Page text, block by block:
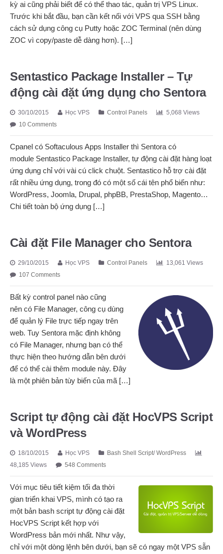
kỳ ai cũng phải biết để có thể thao tác, quản trị VPS Linux.
Trước khi bắt đầu, bạn cần kết nối với VPS qua SSH bằng
cách sử dụng công cụ Putty hoặc ZOC Terminal (nên dùng
ZOC vì copy/paste dễ dàng hơn). […]
Sentastico Package Installer – Tự
động cài đặt ứng dụng cho Sentora
30/10/2015 Học VPS Control Panels
5,068 Views
10 Comments
Cpanel có Softaculous Apps Installer thì Sentora có
module Sentastico Package Installer, tự động cài đặt hàng loạt
ứng dụng chỉ với vài cú click chuột. Sentastico hỗ trợ cài đặt
rất nhiều ứng dụng, trong đó có một số cái tên phổ biến như:
WordPress, Joomla, Drupal, phpBB, PrestaShop, Magento…
Chi tiết toàn bộ ứng dụng […]
Cài đặt File Manager cho Sentora
29/10/2015 Học VPS Control Panels
13,061 Views
107 Comments
Bất kỳ control panel nào cũng
nên có File Manager, công cụ dùng
để quản lý File trực tiếp ngay trên
web. Tuy Sentora mặc định không
có File Manager, nhưng bạn có thể
thực hiện theo hướng dẫn bên dưới
để có thể cài thêm module này. Đây
là một phiên bản tùy biến của mã […]
Script tự động cài đặt HocVPS Script
và WordPress
18/10/2015 Học VPS Bash Shell Script/WordPress
48,185 Views
548 Comments
Với mục tiêu tiết kiệm tối đa thời
gian triển khai VPS, mình có tạo ra
một bản bash script tự động cài đặt
HocVPS Script kết hợp với
WordPress bản mới nhất. Như vậy,
chỉ với một dòng lệnh bên dưới, bạn sẽ có ngay một VPS sẵn